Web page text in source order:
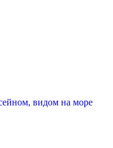
видом на море